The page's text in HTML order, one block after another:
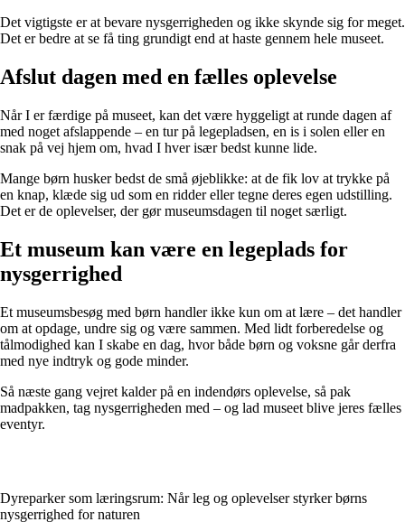
Det vigtigste er at bevare nysgerrigheden og ikke skynde sig for meget.
Det er bedre at se få ting grundigt end at haste gennem hele museet.
Afslut dagen med en fælles oplevelse
Når I er færdige på museet, kan det være hyggeligt at runde dagen af
med noget afslappende – en tur på legepladsen, en is i solen eller en
snak på vej hjem om, hvad I hver især bedst kunne lide.
Mange børn husker bedst de små øjeblikke: at de fik lov at trykke på
en knap, klæde sig ud som en ridder eller tegne deres egen udstilling.
Det er de oplevelser, der gør museumsdagen til noget særligt.
Et museum kan være en legeplads for
nysgerrighed
Et museumsbesøg med børn handler ikke kun om at lære – det handler
om at opdage, undre sig og være sammen. Med lidt forberedelse og
tålmodighed kan I skabe en dag, hvor både børn og voksne går derfra
med nye indtryk og gode minder.
Så næste gang vejret kalder på en indendørs oplevelse, så pak
madpakken, tag nysgerrigheden med – og lad museet blive jeres fælles
eventyr.
Dyreparker som læringsrum: Når leg og oplevelser styrker børns
nysgerrighed for naturen